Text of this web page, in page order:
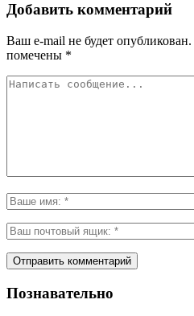
Добавить комментарий
Ваш e-mail не будет опубликован.
помечены *
Познавательно